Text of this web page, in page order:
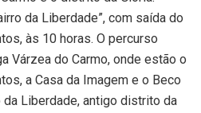
da Liberdade”, com saída do
às 10 horas. O percurso
Várzea do Carmo, onde estão o
a Casa da Imagem e o Beco
Liberdade, antigo distrito da